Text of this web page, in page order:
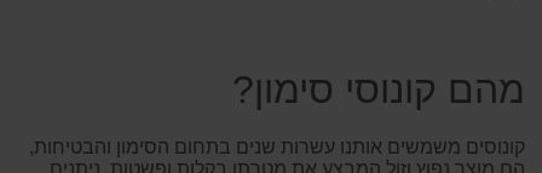
מהם קונוסי סימון?
קונוסים משמשים אותנו עשרות שנים בתחום הסימון והבטיחות,
הם מוצר נפוץ וזול המבצע את מטרתו בקלות ופשטות. ניתנים